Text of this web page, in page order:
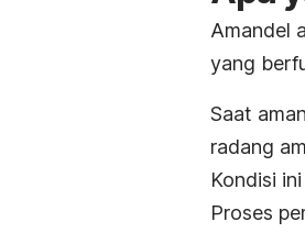
Amandel
yang
Saat
radang
Kondisi
Proses